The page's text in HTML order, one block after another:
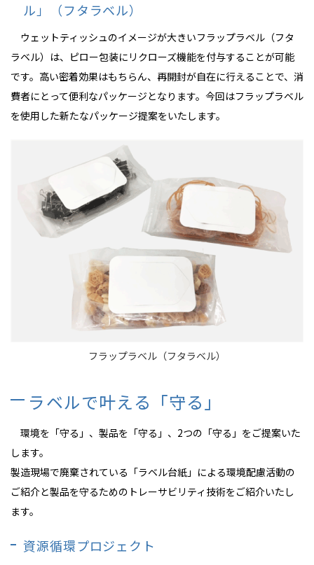
ル」（フタラベル）
ウェットティッシュのイメージが大きいフラップラベル（フタ
ラベル）は、ピロー包装にリクローズ機能を付与することが可能
です。高い密着効果はもちらん、再開封が自在に行えることで、消
費者にとって便利なパッケージとなります。今回はフラップラベル
を使用した新たなパッケージ提案をいたします。
フラップラベル（フタラベル）
ラベルで叶える「守る」
環境を「守る」、製品を「守る」、2つの「守る」をご提案いた
します。
製造現場で廃棄されている「ラベル台紙」による環境配慮活動の
ご紹介と製品を守るためのトレーサビリティ技術をご紹介いたし
ます。
資源循環プロジェクト